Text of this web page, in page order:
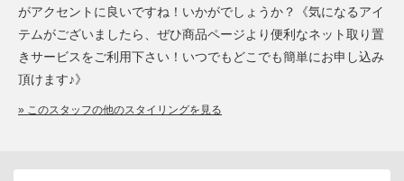
がアクセントに良いですね！いかがでしょうか？《気になるアイ
テムがございましたら、ぜひ商品ページより便利なネット取り置
きサービスをご利用下さい！いつでもどこでも簡単にお申し込み
頂けます♪》
» このスタッフの他のスタイリングを見る